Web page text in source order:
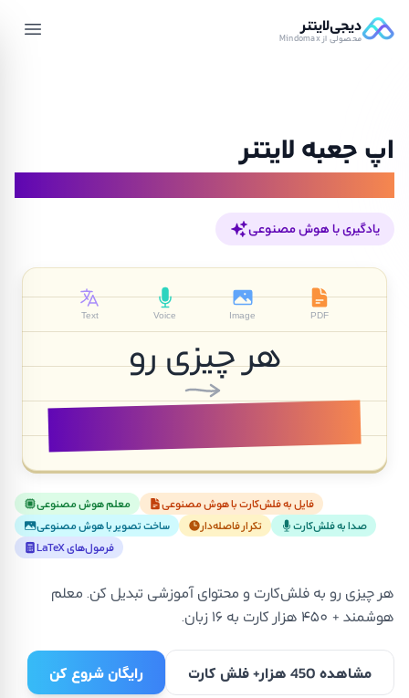
دیجی‌لایتنر
محصولی از Mindomax
اپ جعبه لایتنر
یادگیری با هوش مصنوعی
PDF
Image
Voice
Text
هر چیزی رو
به فلش‌کارت تبدیل کن
فایل به فلش‌کارت با هوش مصنوعی
معلم هوش مصنوعی
صدا به فلش‌کارت
تکرار فاصله‌دار
ساخت تصویر با هوش مصنوعی
فرمول‌های LaTeX
هر چیزی رو به فلش‌کارت و محتوای آموزشی تبدیل کن. معلم
هوشمند + ۴۵۰ هزار کارت به ۱۶ زبان.
رایگان شروع کن مشاهده 450 هزار+ فلش کارت